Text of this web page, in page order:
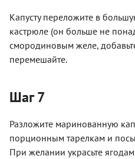
Капусту переложите в
кастрюле (он больше не
смородиновым желе,
перемешайте.
Шаг 7
Разложите маринованную
порционным тарелкам и
При желании украсьте